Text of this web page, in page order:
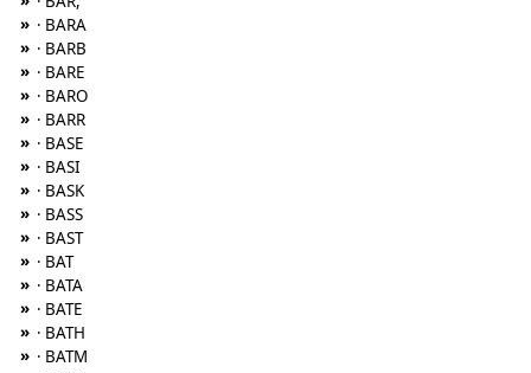
» · BARA
» · BARB
» · BARE
» · BARO
» · BARR
» · BASE
» · BASI
» · BASK
» · BASS
» · BAST
» · BAT
» · BATA
» · BATE
» · BATH
» · BATM